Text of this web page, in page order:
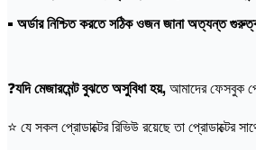
• অর্ডার নিশ্চিত করতে সঠিক ওজন জানা অত্যন্ত
❓যদি মেজারমেন্ট বুঝতে অসুবিধা হয়, আমাদের ফেসবুক
⭐ যে সকল প্রোডাক্টের রিভিউ রয়েছে তা প্রোডাক্টের